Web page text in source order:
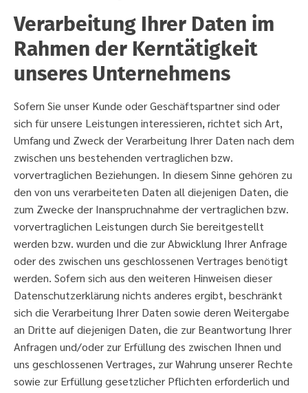
Verarbeitung Ihrer Daten im
Rahmen der Kerntätigkeit
unseres Unternehmens
Sofern Sie unser Kunde oder Geschäftspartner sind oder
sich für unsere Leistungen interessieren, richtet sich Art,
Umfang und Zweck der Verarbeitung Ihrer Daten nach dem
zwischen uns bestehenden vertraglichen bzw.
vorvertraglichen Beziehungen. In diesem Sinne gehören zu
den von uns verarbeiteten Daten all diejenigen Daten, die
zum Zwecke der Inanspruchnahme der vertraglichen bzw.
vorvertraglichen Leistungen durch Sie bereitgestellt
werden bzw. wurden und die zur Abwicklung Ihrer Anfrage
oder des zwischen uns geschlossenen Vertrages benötigt
werden. Sofern sich aus den weiteren Hinweisen dieser
Datenschutzerklärung nichts anderes ergibt, beschränkt
sich die Verarbeitung Ihrer Daten sowie deren Weitergabe
an Dritte auf diejenigen Daten, die zur Beantwortung Ihrer
Anfragen und/oder zur Erfüllung des zwischen Ihnen und
uns geschlossenen Vertrages, zur Wahrung unserer Rechte
sowie zur Erfüllung gesetzlicher Pflichten erforderlich und